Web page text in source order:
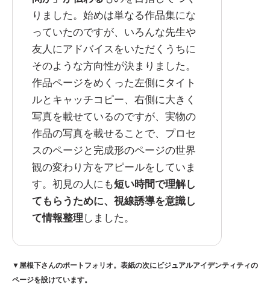
りました。始めは単なる作品集にな
っていたのですが、いろんな先生や
友人にアドバイスをいただくうちに
そのような方向性が決まりました。
作品ページをめくった左側にタイト
ルとキャッチコピー、右側に大きく
写真を載せているのですが、実物の
作品の写真を載せることで、プロセ
スのページと完成形のページの世界
観の変わり方をアピールをしていま
す。初見の人にも短い時間で理解し
てもらうために、視線誘導を意識し
て情報整理しました。
▼屋根下さんのポートフォリオ。表紙の次にビジュアルアイデンティティの
ページを設けています。